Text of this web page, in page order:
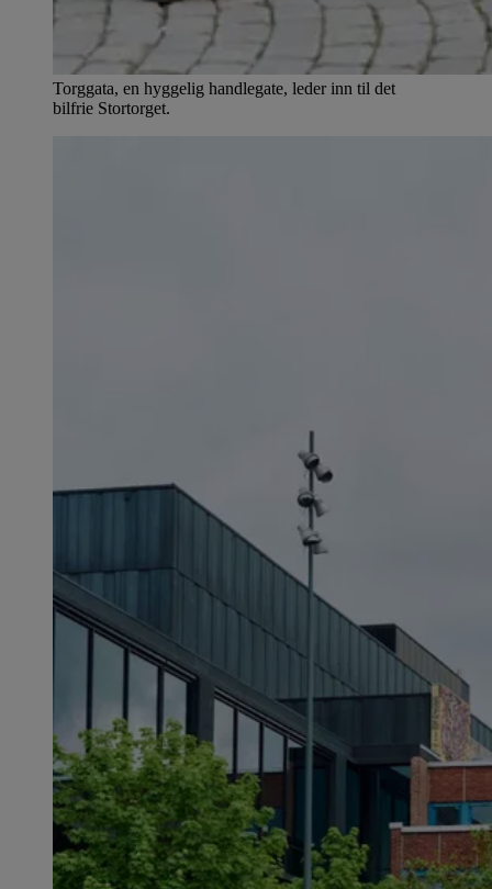
Torggata, en hyggelig handlegate, leder inn til det
bilfrie Stortorget.